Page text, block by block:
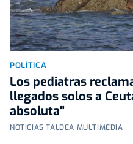
POLÍTICA
Los pediatras
llegados solos a
absoluta"
NOTICIAS TALDEA MULTIMEDIA